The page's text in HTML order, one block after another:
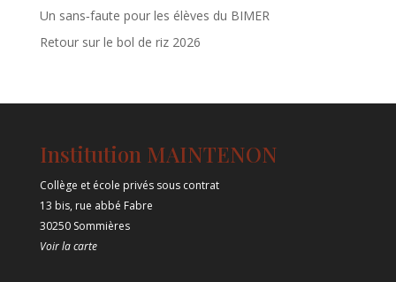
Un sans‑faute pour les élèves du BIMER
Retour sur le bol de riz 2026
Institution MAINTENON
Collège et école privés sous contrat
13 bis, rue abbé Fabre
30250 Sommières
Voir la carte